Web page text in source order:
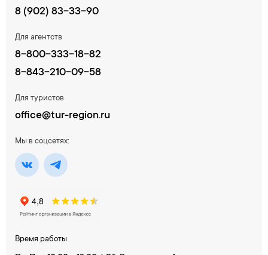
Время работы
8 (902) 83-33-90
Для агентств
8-800-333-18-82
8-843-210-09-58
Для туристов
office@tur-region.ru
Мы в соцсетях: